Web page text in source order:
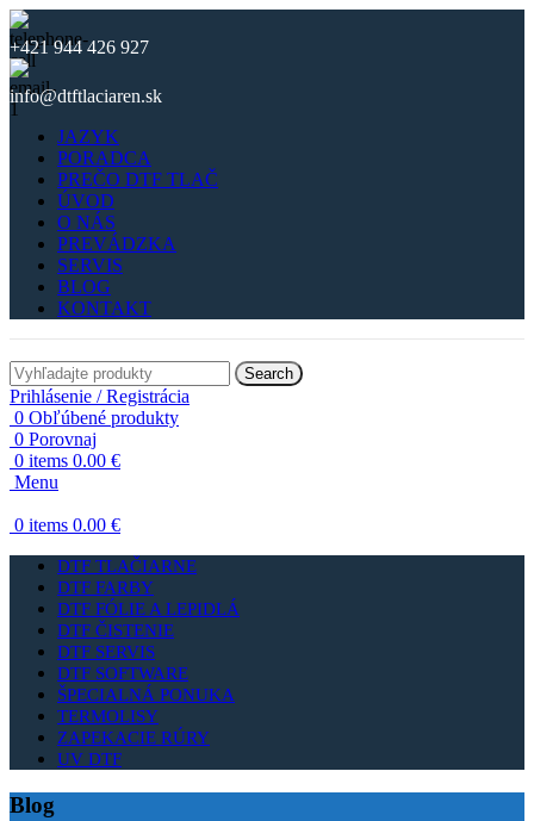
+421 944 426 927
info@dtftlaciaren.sk
JAZYK
PORADCA
PREČO DTF TLAČ
ÚVOD
O NÁS
PREVÁDZKA
SERVIS
BLOG
KONTAKT
Search
Prihlásenie / Registrácia
0 Obľúbené produkty
0 Porovnaj
0 items 0.00 €
Menu
0 items 0.00 €
DTF TLAČIARNE
DTF FARBY
DTF FÓLIE A LEPIDLÁ
DTF ČISTENIE
DTF SERVIS
DTF SOFTWARE
ŠPECIALNÁ PONUKA
TERMOLISY
ZAPEKACIE RÚRY
UV DTF
Blog